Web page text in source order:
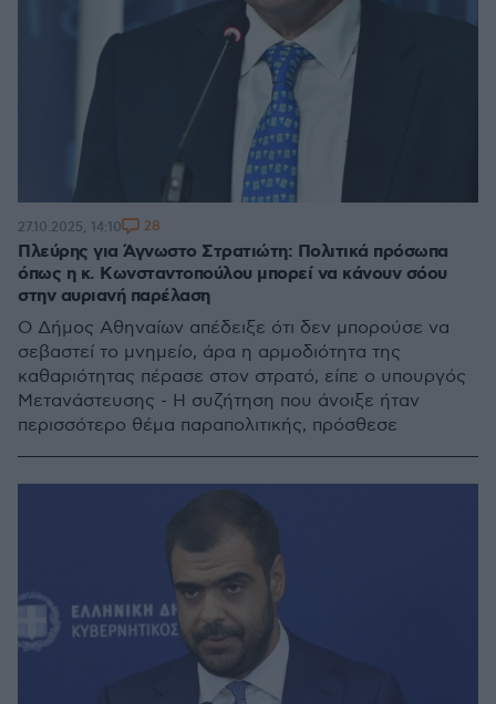
Πλεύρης για Άγνωστο Στρατιώτη: Πολιτικά πρόσωπα
όπως η κ. Κωνσταντοπούλου μπορεί να κάνουν σόου
στην αυριανή παρέλαση
Ο Δήμος Αθηναίων απέδειξε ότι δεν μπορούσε να
σεβαστεί το μνημείο, άρα η αρμοδιότητα της
καθαριότητας πέρασε στον στρατό, είπε ο υπουργός
Μετανάστευσης - Η συζήτηση που άνοιξε ήταν
περισσότερο θέμα παραπολιτικής, πρόσθεσε
27.10.2025, 14:10 28